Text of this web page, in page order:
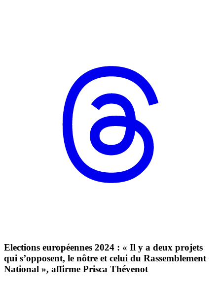
Elections européennes 2024 : « Il y a deux projets
qui s’opposent, le nôtre et celui du Rassemblement
National », affirme Prisca Thévenot